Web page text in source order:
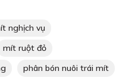
nghịch vụ
mít ruột đỏ
phân bón nuôi trái mít